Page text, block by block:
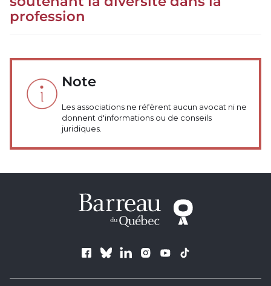
profession
Note
Les associations ne réfèrent aucun avocat ni ne
donnent d'informations ou de conseils
juridiques.
Suivez le Barreau